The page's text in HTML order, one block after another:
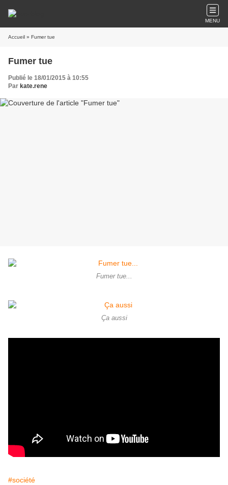
MENU
Accueil » Fumer tue
Fumer tue
Publié le 18/01/2015 à 10:55
Par kate.rene
Fumer tue...
Ça aussi
#société